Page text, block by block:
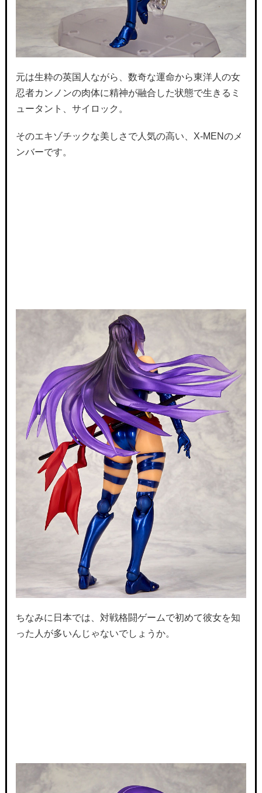
元は生粋の英国人ながら、数奇な運命から東洋人の女
忍者カンノンの肉体に精神が融合した状態で生きるミ
ュータント、サイロック。
そのエキゾチックな美しさで人気の高い、X-MENのメ
ンバーです。
ちなみに日本では、対戦格闘ゲームで初めて彼女を知
った人が多いんじゃないでしょうか。